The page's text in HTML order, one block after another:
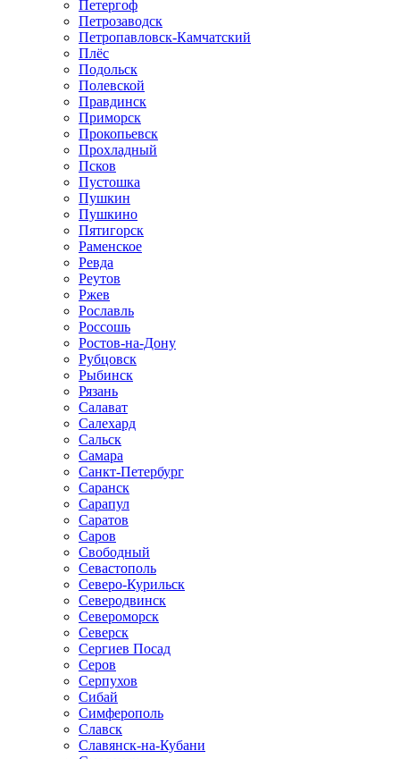
Петергоф
Петрозаводск
Петропавловск-Камчатский
Плёс
Подольск
Полевской
Правдинск
Приморск
Прокопьевск
Прохладный
Псков
Пустошка
Пушкин
Пушкино
Пятигорск
Раменское
Ревда
Реутов
Ржев
Рославль
Россошь
Ростов-на-Дону
Рубцовск
Рыбинск
Рязань
Салават
Салехард
Сальск
Самара
Санкт-Петербург
Саранск
Сарапул
Саратов
Саров
Свободный
Севастополь
Северо-Курильск
Северодвинск
Североморск
Северск
Сергиев Посад
Серов
Серпухов
Сибай
Симферополь
Славск
Славянск-на-Кубани